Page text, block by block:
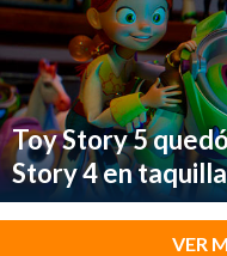
Toy Story 5
Story 4 en taquilla
VER